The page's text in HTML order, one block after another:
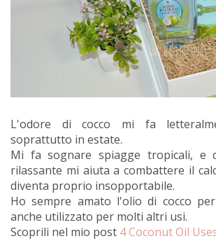
L'odore di cocco mi fa
soprattutto in estate.
Mi fa sognare spiagge tropicali, e
rilassante mi aiuta a combattere il
diventa proprio insopportabile.
Ho sempre amato l'olio di cocco
anche utilizzato per molti altri usi.
Scoprili nel mio post 4 Coconut Oil